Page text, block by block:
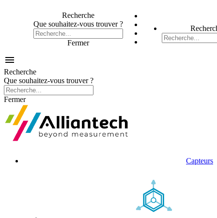
Recherche
Que souhaitez-vous trouver ?
Fermer

Recherche
Que souhaitez-vous trouver ?
Fermer
Capteurs